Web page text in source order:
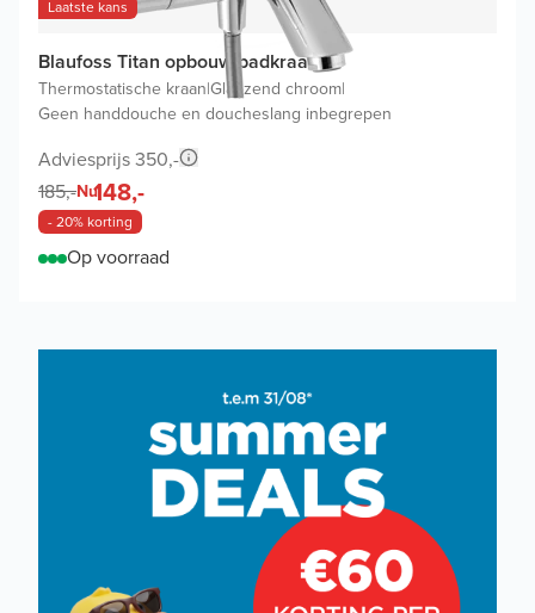
Laatste kans
Blaufoss Titan opbouw badkraan
Thermostatische kraan|Glanzend chroom|
Geen handdouche en doucheslang inbegrepen
Adviesprijs 350,-
185,-Nu148,-
- 20% korting
Op voorraad